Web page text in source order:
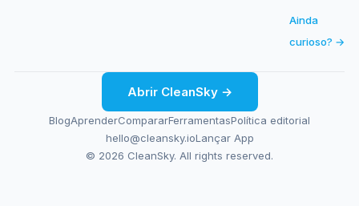
Ainda
curioso? →
Abrir CleanSky →
BlogAprenderCompararFerramentasPolítica editorial
hello@cleansky.ioLançar App
© 2026 CleanSky. All rights reserved.